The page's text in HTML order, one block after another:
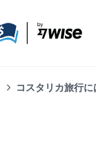
コスタリカ旅行